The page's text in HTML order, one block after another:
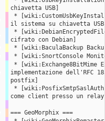
chiavetta USB]
il sistema su chiavetta
cifrato con Debian]
* [wiki:BaculaBackup
* [wiki:SnortConsole
implementazione dell'RFC
postfix]
come client presso un
=== GeoMorphix ===